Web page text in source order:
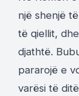
një shenjë
të qiellit,
djathtë.
pararojë e
varësi të